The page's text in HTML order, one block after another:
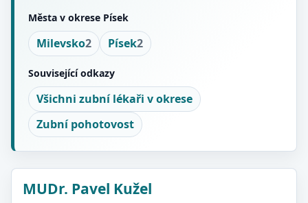
Města v okrese Písek
Milevsko2 Písek2
Související odkazy
Všichni zubní lékaři v okrese
Zubní pohotovost
MUDr. Pavel Kužel